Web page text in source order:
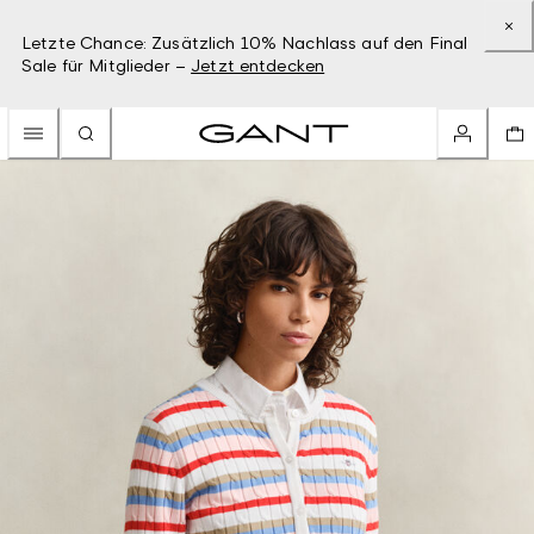
Letzte Chance: Zusätzlich 10% Nachlass auf den Final
Sale für Mitglieder – Jetzt entdecken